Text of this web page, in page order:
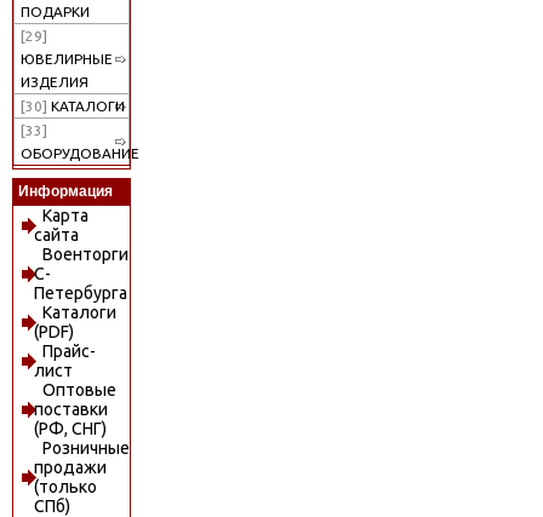
ПОДАРКИ
[29]
ЮВЕЛИРНЫЕ
ИЗДЕЛИЯ
[30] КАТАЛОГИ
[33]
ОБОРУДОВАНИЕ
Информация
Карта
сайта
Военторги
С-
Петербурга
Каталоги
(PDF)
Прайс-
лист
Оптовые
поставки
(РФ, СНГ)
Розничные
продажи
(только
СПб)